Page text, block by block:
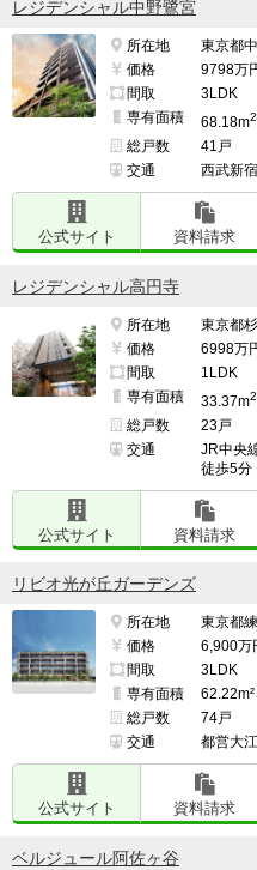
レジデンシャル中野鷺宮
所在地
東京都
価格
9798万
間取
3LDK
専有面積
68.18m2
総戸数
41戸
交通
西武新
公式サイト 資料請求
レジデンシャル高円寺
所在地
東京都
価格
6998万
間取
1LDK
専有面積
33.37m2
総戸数
23戸
交通
JR中央
徒歩5分
公式サイト 資料請求
リビオ光が丘ガーデンズ
所在地
東京都
価格
6,900万
間取
3LDK
専有面積
62.22m²
総戸数
74戸
交通
都営大
公式サイト 資料請求
ベルジュール阿佐ヶ谷